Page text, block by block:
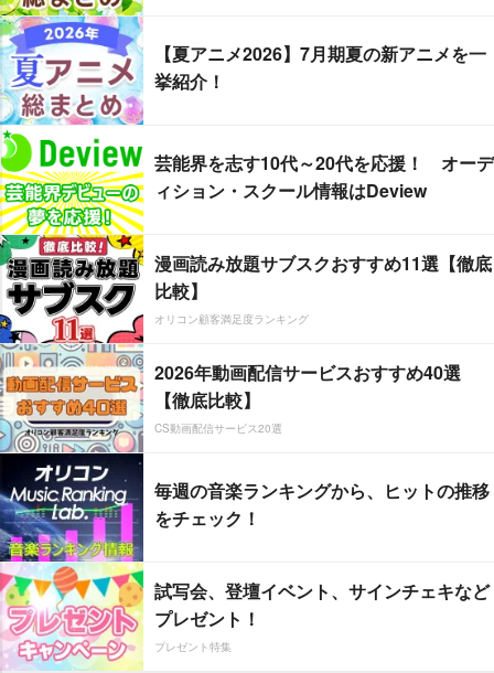
【夏アニメ2026】7月期夏の新アニメを一
挙紹介！
芸能界を志す10代～20代を応援！ オーデ
ィション・スクール情報はDeview
漫画読み放題サブスクおすすめ11選【徹底
比較】
オリコン顧客満足度ランキング
2026年動画配信サービスおすすめ40選
【徹底比較】
CS動画配信サービス20選
毎週の音楽ランキングから、ヒットの推移
をチェック！
試写会、登壇イベント、サインチェキなど
プレゼント！
プレゼント特集